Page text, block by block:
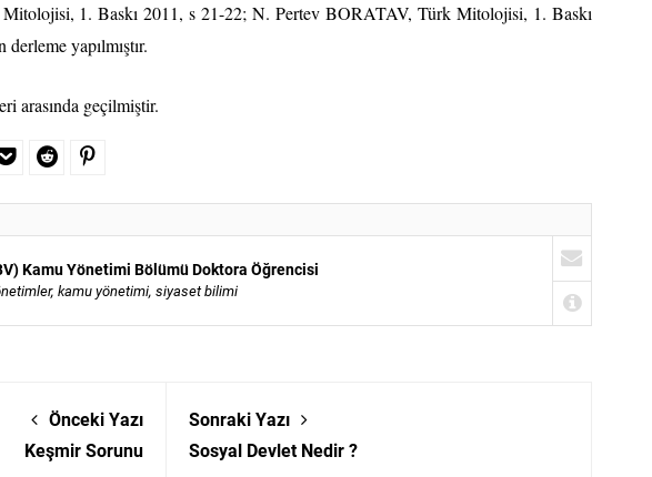
1. Baskı 2011, s 21-22; N. Pertev BORATAV, Türk Mitolojisi, 1. Baskı
yapılmıştır.
arasında geçilmiştir.
Kamu Yönetimi Bölümü Doktora Öğrencisi
kamu yönetimi, siyaset bilimi
Önceki Yazı
Keşmir Sorunu
Sonraki Yazı
Sosyal Devlet Nedir ?